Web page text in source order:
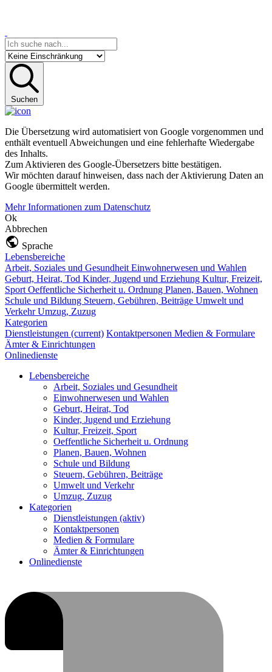
Suchen
Die Übersetzung wird automatisiert von Google vorgenommen und
enthält eventuell Abweichungen und eine fehlerhafte Wiedergabe
des Inhalts.
Zum Aktivieren des Google-Übersetzers bitte bestätigen.
Wir möchten darauf hinweisen, dass nach der Aktivierung Daten an
Google übermittelt werden.
Mehr Informationen zum Datenschutz
Ok
Abbrechen
Sprache
Lebensbereiche
Arbeit, Soziales und Gesundheit Einwohnerwesen und Wahlen
Geburt, Heirat, Tod Kinder, Jugend und Erziehung Kultur, Freizeit,
Sport Oeffentliche Sicherheit u. Ordnung Planen, Bauen, Wohnen
Schule und Bildung Steuern, Gebühren, Beiträge Umwelt und
VerkehrUmzug, Zuzug
Kategorien
Dienstleistungen (current) Kontaktpersonen Medien & Formulare
Ämter & Einrichtungen
Onlinedienste
Lebensbereiche
Arbeit, Soziales und Gesundheit
Einwohnerwesen und Wahlen
Geburt, Heirat, Tod
Kinder, Jugend und Erziehung
Kultur, Freizeit, Sport
Oeffentliche Sicherheit u. Ordnung
Planen, Bauen, Wohnen
Schule und Bildung
Steuern, Gebühren, Beiträge
Umwelt und Verkehr
Umzug, Zuzug
Kategorien
Dienstleistungen (aktiv)
Kontaktpersonen
Medien & Formulare
Ämter & Einrichtungen
Onlinedienste